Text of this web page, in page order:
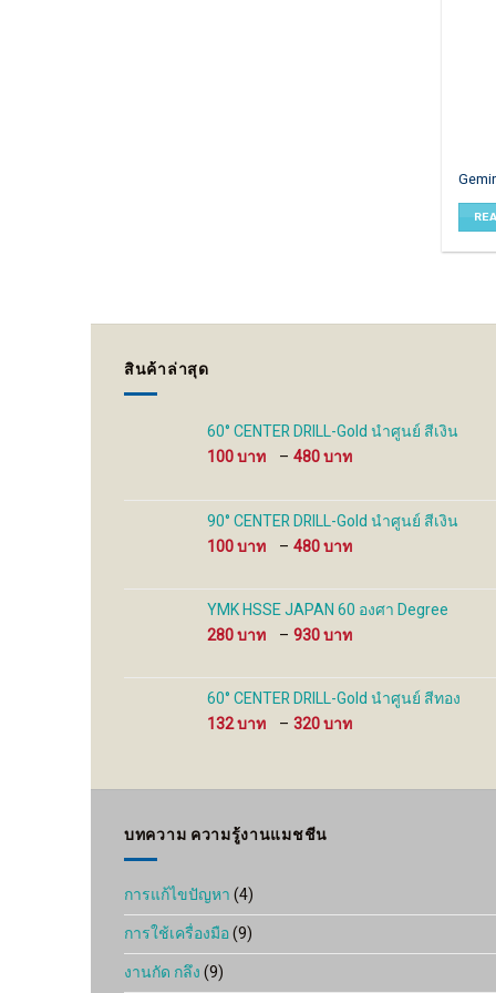
สินค้าล่าสุด
60° CENTER DRILL-Gold นำศูนย์ สีเงิน
100
– 480
100 ฿
through
480 ฿
90° CENTER DRILL-Gold นำศูนย์ สีเงิน
100
– 480
100 ฿
through
YMK HSSE JAPAN 60 องศา Degree
280
– 930
280 ฿
through
930 ฿
60° CENTER DRILL-Gold นำศูนย์ สีทอง
132
– 320
บทความ ความรู้งานแมชชีน
การแก้ไขปัญหา(4)
การใช้เครื่องมือ(9)
งานกัด กลึง(9)